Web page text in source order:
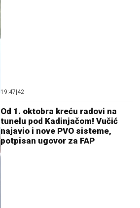
19:47 42
Od 1. oktobra kreću radovi na
tunelu pod Kadinjačom! Vučić
najavio i nove PVO sisteme,
potpisan ugovor za FAP